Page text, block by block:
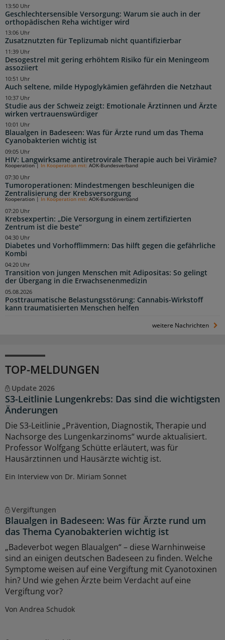
Geschlechtersensible Versorgung: Warum sie auch in der
orthopädischen Reha wichtiger wird
13:50 Uhr
Zusatznutzten für Teplizumab nicht quantifizierbar
13:06 Uhr
Desogestrel mit gering erhöhtem Risiko für ein Meningeom
assoziiert
11:39 Uhr
Auch seltene, milde Hypoglykämien gefährden die Netzhaut
10:51 Uhr
Studie aus der Schweiz zeigt: Emotionale Ärztinnen und Ärzte
wirken vertrauenswürdiger
10:37 Uhr
Blaualgen in Badeseen: Was für Ärzte rund um das Thema
Cyanobakterien wichtig ist
10:01 Uhr
HIV: Langwirksame antiretrovirale Therapie auch bei Virämie?
09:05 Uhr
Tumoroperationen: Mindestmengen beschleunigen die
Zentralisierung der Krebsversorgung
Kooperation| In Kooperation mit: AOK-Bundesverband
07:30 Uhr
Krebsexpertin: „Die Versorgung in einem zertifizierten
Zentrum ist die beste“
Kooperation | In Kooperation mit: AOK-Bundesverband
07:20 Uhr
Diabetes und Vorhofflimmern: Das hilft gegen die gefährliche
Kombi
04:30 Uhr
Transition von jungen Menschen mit Adipositas: So gelingt
der Übergang in die Erwachsenenmedizin
04:20 Uhr
Posttraumatische Belastungsstörung: Cannabis-Wirkstoff
kann traumatisierten Menschen helfen
05.08.2026
weitere Nachrichten
TOP-MELDUNGEN
Update 2026
S3-Leitlinie Lungenkrebs: Das sind die wichtigsten
Änderungen
Die S3-Leitlinie „Prävention, Diagnostik, Therapie und
Nachsorge des Lungenkarzinoms“ wurde aktualisiert.
Professor Wolfgang Schütte erläutert, was für
Hausärztinnen und Hausärzte wichtig ist.
Ein Interview von Dr. Miriam Sonnet
Vergiftungen
Blaualgen in Badeseen: Was für Ärzte rund um
das Thema Cyanobakterien wichtig ist
„Badeverbot wegen Blaualgen“ – diese Warnhinweise
sind an einigen deutschen Badeseen zu finden. Welche
Symptome weisen auf eine Vergiftung mit Cyanotoxinen
hin? Und wie gehen Ärzte beim Verdacht auf eine
Vergiftung vor?
Von Andrea Schudok